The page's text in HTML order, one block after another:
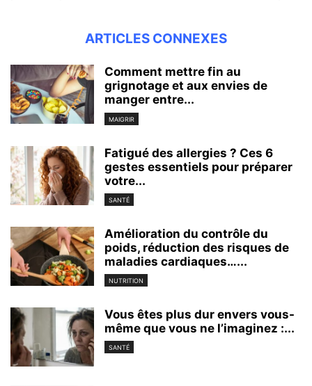
ARTICLES CONNEXES
Comment mettre fin au
grignotage et aux envies de
manger entre...
MAIGRIR
Fatigué des allergies ? Ces 6
gestes essentiels pour préparer
votre...
SANTÉ
Amélioration du contrôle du
poids, réduction des risques de
maladies cardiaques…...
NUTRITION
Vous êtes plus dur envers vous-
même que vous ne l’imaginez :...
SANTÉ